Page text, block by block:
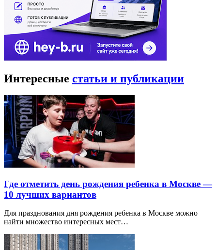
Интересные статьи и публикации
Где отметить день рождения ребенка в Москве —
10 лучших вариантов
Для празднования дня рождения ребенка в Москве можно
найти множество интересных мест…